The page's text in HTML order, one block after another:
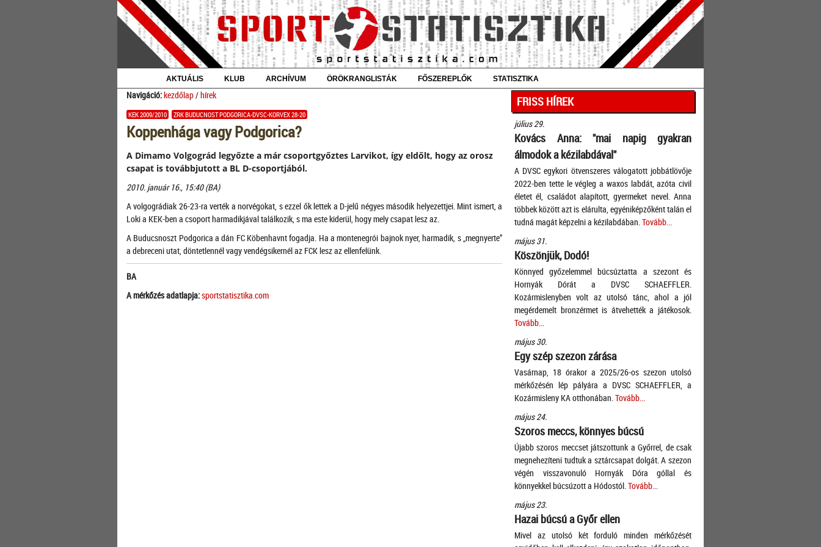
AKTUÁLIS KLUB ARCHÍVUM ÖRÖKRANGLISTÁK FŐSZEREPLŐK STATISZTIKA
Navigáció:kezdőlap/hírek
KEK 2009/2010 ZRK BUDUCNOST PODGORICA-DVSC-KORVEX 28-20
Koppenhága vagy Podgorica?
A Dimamo Volgográd legyőzte a már csoportgyőztes Larvikot, így eldőlt, hogy az orosz
csapat is továbbjutott a BL D-csoportjából.
2010. január 16., 15:40 (BA)
A volgográdiak 26-23-ra verték a norvégokat, s ezzel ők lettek a D-jelű négyes második helyezettjei. Mint ismert, a
Loki a KEK-ben a csoport harmadikjával találkozik, s ma este kiderül, hogy mely csapat lesz az.
A Buducsnoszt Podgorica a dán FC Köbenhavnt fogadja. Ha a montenegrói bajnok nyer, harmadik, s „megnyerte”
a debreceni utat, döntetlennél vagy vendégsikernél az FCK lesz az ellenfelünk.
BA
A mérkőzés adatlapja:sportstatisztika.com
FRISS HÍREK
július 29.
Kovács Anna: "mai napig gyakran
álmodok a kézilabdával"
A DVSC egykori ötvenszeres válogatott jobbátlövője
2022-ben tette le végleg a waxos labdát, azóta civil
életet él, családot alapított, gyermeket nevel. Anna
többek között azt is elárulta, egyéniképzőként talán el
tudná magát képzelni a kézilabdában.Tovább...
május 31.
Köszönjük, Dodó!
Könnyed győzelemmel búcsúztatta a szezont és
Hornyák Dórát a DVSC SCHAEFFLER.
Kozármislenyben volt az utolsó tánc, ahol a jól
megérdemelt bronzérmet is átvehették a játékosok.
Tovább...
május 30.
Egy szép szezon zárása
Vasárnap, 18 órakor a 2025/26-os szezon utolsó
mérkőzésén lép pályára a DVSC SCHAEFFLER, a
Kozármisleny KA otthonában.Tovább...
május 24.
Szoros meccs, könnyes búcsú
Újabb szoros meccset játszottunk a Győrrel, de csak
megnehezíteni tudtuk a sztárcsapat dolgát. A szezon
végén visszavonuló Hornyák Dóra góllal és
könnyekkel búcsúzott a Hódostól.Tovább...
május 23.
Hazai búcsú a Győr ellen
Mivel az utolsó két forduló minden mérkőzését